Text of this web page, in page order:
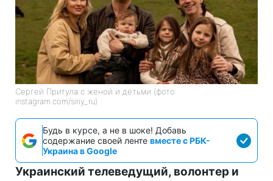
Сергей Притула с женой и детьми (фото:
instagram.com/siriy_ru)
Будь в курсе, а не в шоке! Добавь
содержание своей ленте вместе с РБК-
Украина в Google
Украинский телеведущий, волонтер и